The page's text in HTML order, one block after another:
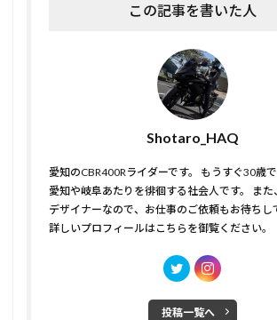
この記事を書いた人
Shotaro_HAQ
愛知のCBR400Rライダーです。 もうすぐ30歳
愛知や岐阜あたりを徘徊する社会人です。 ま
デザイナーなので、お仕事のご依頼もお待ちし
詳しいプロフィールはこちらを御覧ください。
投稿一覧へ